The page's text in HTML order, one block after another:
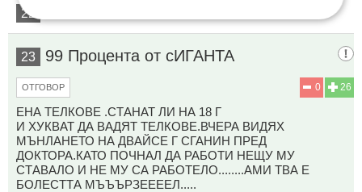
22
23 99 Процента от сИГАНТА
26
0
ОТГОВОР
ЕНА ТЕЛКОВЕ .СТАНАТ ЛИ НА 18 Г
И ХУКВАТ ДА ВАДЯТ ТЕЛКОВЕ.ВЧЕРА ВИДЯХ
МЪНЛАНЕТО НА ДВАЙСЕ Г СГАНИН ПРЕД
ДОКТОРА.КАТО ПОЧНАЛ ДА РАБОТИ НЕЩУ МУ
СТАВАЛО И НЕ МУ СА РАБОТЕЛО........АМИ ТВА Е
БОЛЕСТТА МЪЪЪРЗЕЕЕЕЛ.....